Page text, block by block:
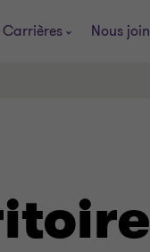
Carrières Nous